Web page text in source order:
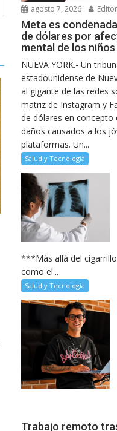
agosto 7, 2026 Editor
Meta es
de dólares por
mental de los niños
NUEVA YORK.- Un
estadounidense de
al gigante de las redes
matriz de Instagram y
de dólares en concepto
daños causados a los
plataformas. Un...
Salud y Tecnología
***Más allá del
como el...
Salud y Tecnología
Trabajo remoto